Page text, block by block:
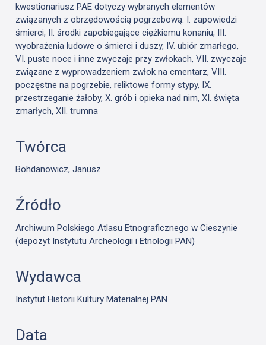
kwestionariusz PAE dotyczy wybranych elementów
związanych z obrzędowością pogrzebową: I. zapowiedzi
śmierci, II. środki zapobiegające ciężkiemu konaniu, III.
wyobrażenia ludowe o śmierci i duszy, IV. ubiór zmarłego,
VI. puste noce i inne zwyczaje przy zwłokach, VII. zwyczaje
związane z wyprowadzeniem zwłok na cmentarz, VIII.
poczęstne na pogrzebie, reliktowe formy stypy, IX.
przestrzeganie żałoby, X. grób i opieka nad nim, XI. święta
zmarłych, XII. trumna
Twórca
Bohdanowicz, Janusz
Źródło
Archiwum Polskiego Atlasu Etnograficznego w Cieszynie
(depozyt Instytutu Archeologii i Etnologii PAN)
Wydawca
Instytut Historii Kultury Materialnej PAN
Data